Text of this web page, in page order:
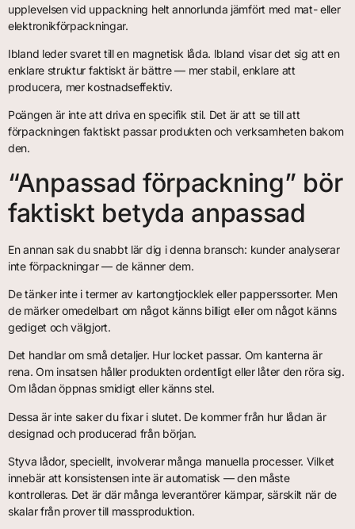
upplevelsen vid uppackning helt annorlunda jämfört med mat- eller
elektronikförpackningar.
Ibland leder svaret till en magnetisk låda. Ibland visar det sig att en
enklare struktur faktiskt är bättre — mer stabil, enklare att
producera, mer kostnadseffektiv.
Poängen är inte att driva en specifik stil. Det är att se till att
förpackningen faktiskt passar produkten och verksamheten bakom
den.
“Anpassad förpackning” bör
faktiskt betyda anpassad
En annan sak du snabbt lär dig i denna bransch: kunder analyserar
inte förpackningar — de känner dem.
De tänker inte i termer av kartongtjocklek eller papperssorter. Men
de märker omedelbart om något känns billigt eller om något känns
gediget och välgjort.
Det handlar om små detaljer. Hur locket passar. Om kanterna är
rena. Om insatsen håller produkten ordentligt eller låter den röra sig.
Om lådan öppnas smidigt eller känns stel.
Dessa är inte saker du fixar i slutet. De kommer från hur lådan är
designad och producerad från början.
Styva lådor, speciellt, involverar många manuella processer. Vilket
innebär att konsistensen inte är automatisk — den måste
kontrolleras. Det är där många leverantörer kämpar, särskilt när de
skalar från prover till massproduktion.